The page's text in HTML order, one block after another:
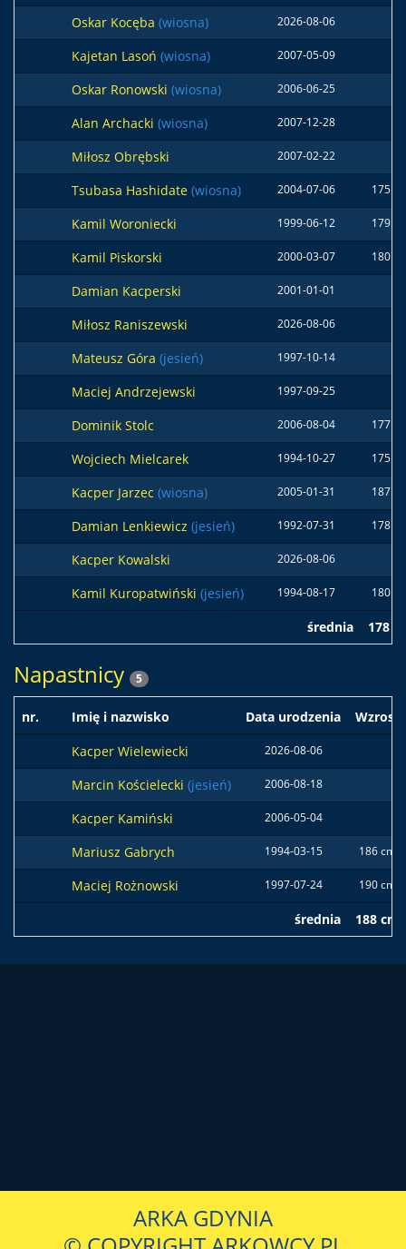
Oskar Kocęba (wiosna) 2026-08-06
Kajetan Lasoń (wiosna) 2007-05-09
Oskar Ronowski (wiosna) 2006-06-25
Alan Archacki (wiosna) 2007-12-28
Miłosz Obrębski 2007-02-22
Tsubasa Hashidate (wiosna) 2004-07-06 175
Kamil Woroniecki 1999-06-12 179
Kamil Piskorski 2000-03-07 180
Damian Kacperski 2001-01-01
Miłosz Raniszewski 2026-08-06
Mateusz Góra (jesień) 1997-10-14
Maciej Andrzejewski 1997-09-25
Dominik Stolc 2006-08-04 177
Wojciech Mielcarek 1994-10-27 175
Kacper Jarzec (wiosna) 2005-01-31 187
Damian Lenkiewicz (jesień) 1992-07-31 178
Kacper Kowalski 2026-08-06
Kamil Kuropatwiński (jesień) 1994-08-17 180
średnia 178
Napastnicy 5
nr. Imię i nazwisko Data urodzenia
Wzrost
Kacper Wielewiecki
2026-08-06
Marcin Kościelecki (jesień) 2006-08-18
Kacper Kamiński 2006-05-04
Mariusz Gabrych 1994-03-15 186 cm
Maciej Rożnowski 1997-07-24 190 cm
średnia 188 cm
ARKA GDYNIA